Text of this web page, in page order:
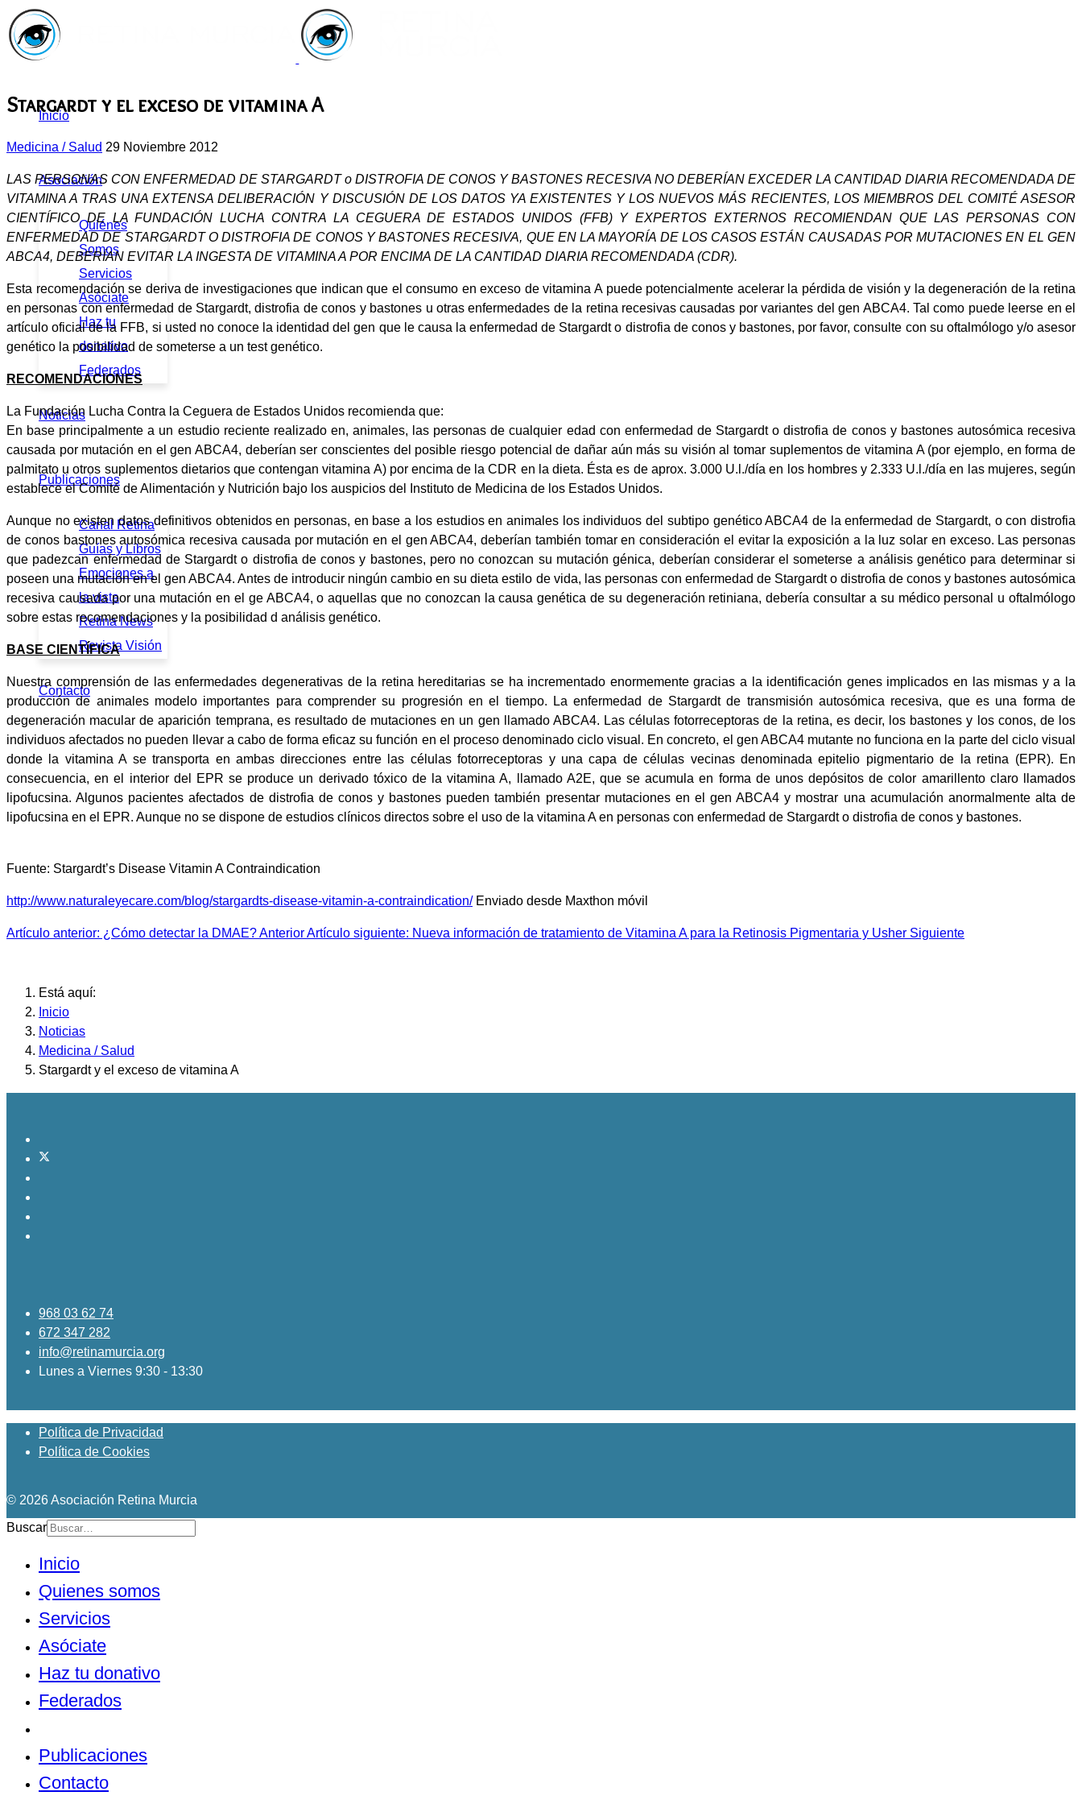
Inicio
Asociación
Quiénes
Somos
Servicios
Asóciate
Haz tu
donativo
Federados
Noticias
Publicaciones
Canal Retina
Guías y Libros
Emociones a
la vista
Retina News
Revista Visión
Contacto
Stargardt y el exceso de vitamina A
Medicina / Salud 29 Noviembre 2012
LAS PERSONAS CON ENFERMEDAD DE STARGARDT o DISTROFIA DE CONOS Y BASTONES RECESIVA NO DEBERÍAN EXCEDER LA CANTIDAD DIARIA RECOMENDADA DE
VITAMINA A TRAS UNA EXTENSA DELIBERACIÓN Y DISCUSIÓN DE LOS DATOS YA EXISTENTES Y LOS NUEVOS MÁS RECIENTES, LOS MIEMBROS DEL COMITÉ ASESOR
CIENTÍFICO DE LA FUNDACIÓN LUCHA CONTRA LA CEGUERA DEESTADOS UNIDOS (FFB) Y EXPERTOS EXTERNOS RECOMIENDAN QUE LAS PERSONAS CON
ENFERMEDAD DE STARGARDT O DISTROFIA DE CONOS Y BASTONES RECESIVA, QUE EN LA MAYORÍA DE LOS CASOS ESTÁN CAUSADAS POR MUTACIONES EN EL GEN
ABCA4, DEBERÍAN EVITAR LA INGESTA DE VITAMINA A POR ENCIMA DE LA CANTIDAD DIARIA RECOMENDADA (CDR).
Esta recomendación se deriva de investigaciones que indican que el consumo en exceso de vitamina A puede potencialmente acelerar la pérdida de visión y la degeneración de la retina
en personas con enfermedad de Stargardt, distrofia de conos y bastones u otras enfermedades de la retina recesivas causadas por variantes del gen ABCA4. Tal como puede leerse en el
artículo oficial de la FFB, si usted no conoce la identidad del gen que le causa la enfermedad de Stargardt o distrofia de conos y bastones, por favor, consulte con su oftalmólogo y/o asesor
genético la posibilidad de someterse a un test genético.
RECOMENDACIONES
La Fundación Lucha Contra la Ceguera de Estados Unidos recomienda que:
En base principalmente a un estudio reciente realizado en, animales, las personas de cualquier edad con enfermedad de Stargardt o distrofia de conos y bastones autosómica recesiva
causada por mutación en el gen ABCA4, deberían ser conscientes del posible riesgo potencial de dañar aún más su visión al tomar suplementos de vitamina A (por ejemplo, en forma de
palmitato u otros suplementos dietarios que contengan vitamina A) por encima de la CDR en la dieta. Ésta es de aprox. 3.000 U.l./día en los hombres y 2.333 U.l./día en las mujeres, según
establece el Comité de Alimentación y Nutrición bajo los auspicios del Instituto de Medicina de los Estados Unidos.
Aunque no existen datos definitivos obtenidos en personas, en base a los estudios en animales los individuos del subtipo genético ABCA4 de la enfermedad de Stargardt, o con distrofia
de conos bastones autosómica recesiva causada por mutación en el gen ABCA4, deberían también tomar en consideración el evitar la exposición a la luz solar en exceso. Las personas
que padezcan enfermedad de Stargardt o distrofia de conos y bastones, pero no conozcan su mutación génica, deberían considerar el someterse a análisis genético para determinar si
poseen una mutación en el gen ABCA4. Antes de introducir ningún cambio en su dieta estilo de vida, las personas con enfermedad de Stargardt o distrofia de conos y bastones autosómica
recesiva causada por una mutación en el ge ABCA4, o aquellas que no conozcan la causa genética de su degeneración retiniana, debería consultar a su médico personal u oftalmólogo
sobre estas recomendaciones y la posibilidad d análisis genético.
BASE CIENTÍFICA
Nuestra comprensión de las enfermedades degenerativas de la retina hereditarias se ha incrementado enormemente gracias a la identificación genes implicados en las mismas y a la
producción de animales modelo importantes para comprender su progresión en el tiempo. La enfermedad de Stargardt de transmisión autosómica recesiva, que es una forma de
degeneración macular de aparición temprana, es resultado de mutaciones en un gen llamado ABCA4. Las células fotorreceptoras de la retina, es decir, los bastones y los conos, de los
individuos afectados no pueden llevar a cabo de forma eficaz su función en el proceso denominado ciclo visual. En concreto, el gen ABCA4 mutante no funciona en la parte del ciclo visual
donde la vitamina A se transporta en ambas direcciones entre las células fotorreceptoras y una capa de células vecinas denominada epitelio pigmentario de la retina (EPR). En
consecuencia, en el interior del EPR se produce un derivado tóxico de la vitamina A, llamado A2E, que se acumula en forma de unos depósitos de color amarillento claro llamados
lipofucsina. Algunos pacientes afectados de distrofia de conos y bastones pueden también presentar mutaciones en el gen ABCA4 y mostrar una acumulación anormalmente alta de
lipofucsina en el EPR. Aunque no se dispone de estudios clínicos directos sobre el uso de la vitamina A en personas con enfermedad de Stargardt o distrofia de conos y bastones.
Fuente: Stargardt’s Disease Vitamin A Contraindication
http://www.naturaleyecare.com/blog/stargardts-disease-vitamin-a-contraindication/Enviado desde Maxthon móvil
Artículo anterior: ¿Cómo detectar la DMAE?AnteriorArtículo siguiente: Nueva información de tratamiento de Vitamina A para la Retinosis Pigmentaria y Usher Siguiente
Está aquí:
Inicio
Noticias
Medicina / Salud
Stargardt y el exceso de vitamina A
968 03 62 74
672 347 282
info@retinamurcia.org
Lunes a Viernes 9:30 - 13:30
Política de Privacidad
Política de Cookies
© 2026 Asociación Retina Murcia
Buscar
Inicio
Quienes somos
Servicios
Asóciate
Haz tu donativo
Federados
Publicaciones
Contacto